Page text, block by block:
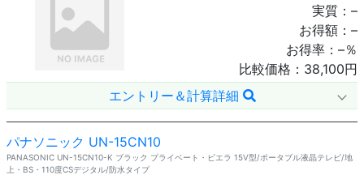
実質： –
お得額： –
お得率： –％
比較価格： 38,100円
エントリー＆計算詳細
パナソニック UN-15CN10
PANASONIC UN-15CN10-K ブラック プライベート・ビエラ 15V型/ポータブル液晶テレビ/地
上・BS・110度CSデジタル/防水タイプ